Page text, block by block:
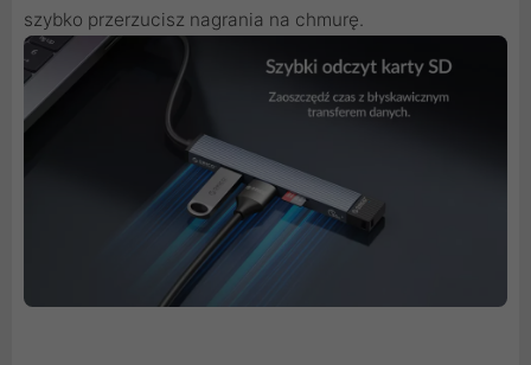
szybko przerzucisz nagrania na chmurę.